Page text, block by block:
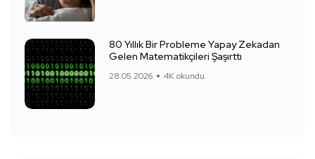
80 Yıllık Bir Probleme Yapay Zekadan
Gelen Matematikçileri Şaşırttı
28.05.2026 4K okundu.